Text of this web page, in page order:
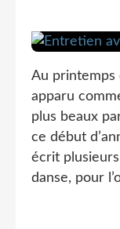
Au printemps
apparu
plus beaux
ce début
écrit
danse, pour